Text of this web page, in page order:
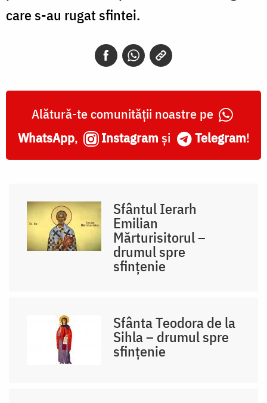
care s-au rugat sfintei.
Alătură-te comunității noastre pe
WhatsApp, Instagram și Telegram!
Sfântul Ierarh
Emilian
Mărturisitorul –
drumul spre
sfințenie
Sfânta Teodora de la
Sihla – drumul spre
sfințenie